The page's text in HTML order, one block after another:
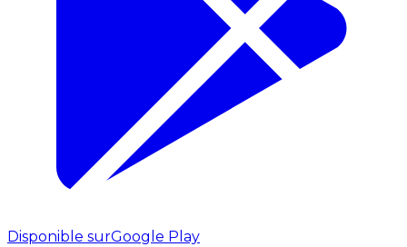
Disponible surGoogle Play